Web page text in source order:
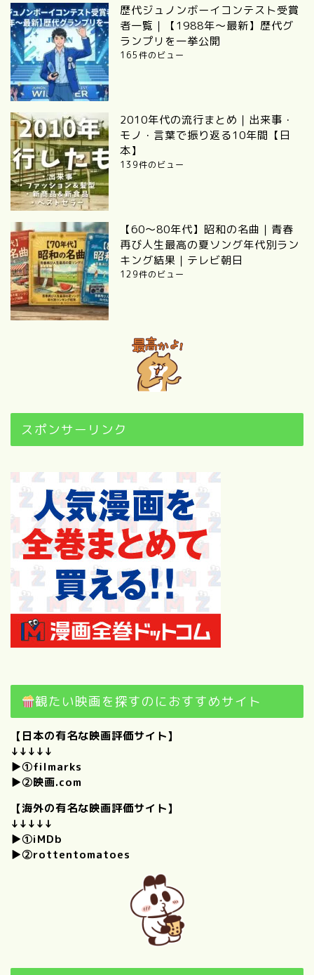
歴代ジュノンボーイコンテスト受賞
者一覧｜【1988年〜最新】歴代グ
ランプリを一挙公開
165件のビュー
2010年代の流行まとめ｜出来事・
モノ・言葉で振り返る10年間【日
本】
139件のビュー
【60～80年代】昭和の名曲｜青春
再び人生最高の夏ソング年代別ラン
キング結果｜テレビ朝日
129件のビュー
スポンサーリンク
観たい映画を探すのにおすすめサイト
【日本の有名な映画評価サイト】
↓↓↓↓↓
▶①filmarks
▶②映画.com
【海外の有名な映画評価サイト】
↓↓↓↓↓
▶①iMDb
▶②rottentomatoes
僕のときめくもの。｜けんい
【自己紹介】100の質問に答
えてみた！（前編）
【自己紹介】100の質問に答
えてみた！（後編）